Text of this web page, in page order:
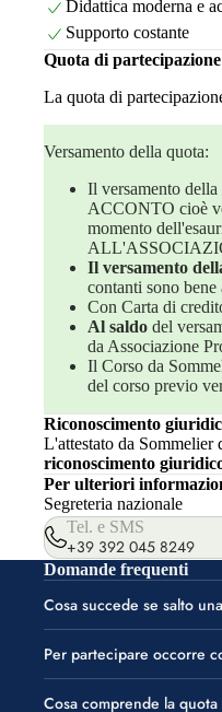
Didattica moderna e
Supporto costante
Quota di
La quota di
Versamento della quota:
Il versamento della
ACCONTO cioè
momento
Il versamento
contanti sono
Con Carta di
Al saldo del
da Associazione
Il Corso da
del corso previo
Riconoscimento
L'attestato da Sommelier
riconoscimento
Per ulteriori
Segreteria nazionale
Tel. e SMS
+39 392 045 8249
Domande frequenti
Cosa succede se salto
Per partecipare occorre
Cosa comprende la